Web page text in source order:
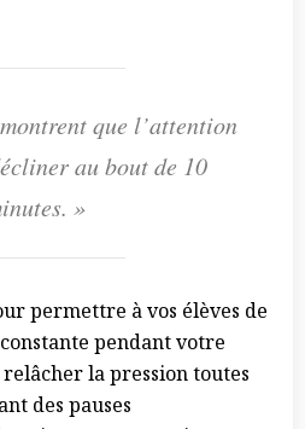
que l’attention
au bout de 10
»
permettre à vos élèves de
pendant votre
la pression toutes
des pauses